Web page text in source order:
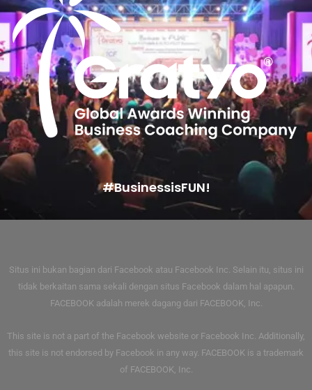
#BusinessisFUN!
Situs ini bukan bagian dari Facebook atau Facebook Inc. Selain itu, situs ini
tidak berkaitan sama sekali dengan situs Facebook dalam hal apapun.
FACEBOOK adalah merek dagang dari FACEBOOK, Inc.
This site is not a part of the Facebook website or Facebook Inc. Additionally,
this site is not endorsed by Facebook in any way. FACEBOOK is a trademark
of FACEBOOK, Inc.